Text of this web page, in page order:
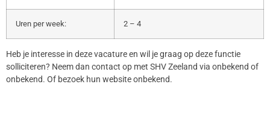
Uren per week: 2 – 4
Heb je interesse in deze vacature en wil je graag op deze functie
solliciteren? Neem dan contact op met SHV Zeeland via onbekend of
onbekend. Of bezoek hun website onbekend.